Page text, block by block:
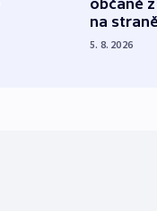
občané
na
5. 8. 2026